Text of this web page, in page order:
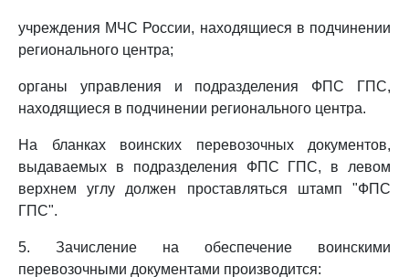
учреждения МЧС России, находящиеся в подчинении
регионального центра;
органы управления и подразделения ФПС ГПС,
находящиеся в подчинении регионального центра.
На бланках воинских перевозочных документов,
выдаваемых в подразделения ФПС ГПС, в левом
верхнем углу должен проставляться штамп "ФПС
ГПС".
5. Зачисление на обеспечение воинскими
перевозочными документами производится: